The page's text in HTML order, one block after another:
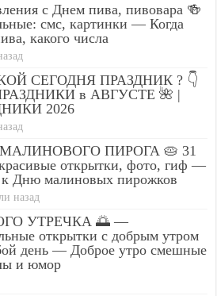
с Днем пива, пивовара 🍻
смс, картинки — Когда
какого числа
СЕГОДНЯ ПРАЗДНИК ? 👇
в АВГУСТЕ 🌺 |
2026
ПИРОГА 🥧 31
открытки, фото, гиф —
Дню малиновых пирожков
назад
УТРЕЧКА 🌅 —
открытки с добрым утром
день — Доброе утро смешные
и юмор